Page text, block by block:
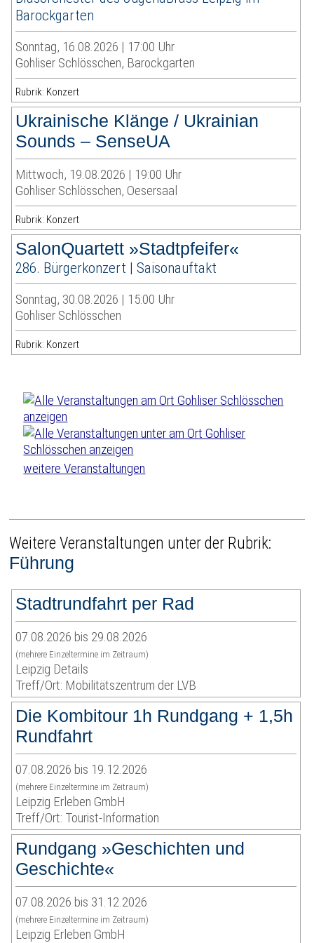
Barockgarten
Sonntag, 16.08.2026 | 17:00 Uhr
Gohliser Schlösschen, Barockgarten
Rubrik: Konzert
Ukrainische Klänge / Ukrainian
Sounds – SenseUA
Mittwoch, 19.08.2026 | 19:00 Uhr
Gohliser Schlösschen, Oesersaal
Rubrik: Konzert
SalonQuartett »Stadtpfeifer«
286. Bürgerkonzert | Saisonauftakt
Sonntag, 30.08.2026 | 15:00 Uhr
Gohliser Schlösschen
Rubrik: Konzert
weitere Veranstaltungen
Weitere Veranstaltungen unter der Rubrik:
Führung
Stadtrundfahrt per Rad
07.08.2026 bis 29.08.2026
(mehrere Einzeltermine im Zeitraum)
Leipzig Details
Treff/Ort: Mobilitätszentrum der LVB
Die Kombitour 1h Rundgang + 1,5h
Rundfahrt
07.08.2026 bis 19.12.2026
(mehrere Einzeltermine im Zeitraum)
Leipzig Erleben GmbH
Treff/Ort: Tourist-Information
Rundgang »Geschichten und
Geschichte«
07.08.2026 bis 31.12.2026
(mehrere Einzeltermine im Zeitraum)
Leipzig Erleben GmbH